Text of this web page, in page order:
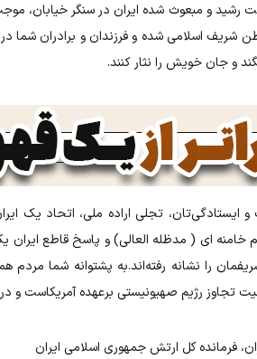
و مبعوث شده ایران در سنگر خیابان،
شریف اسلامی شده و فرزندان و برادران شما در
و جان خویش را نثار کنند.
و ایستادگی‌تان، تجلی اراده ملی، اتحاد یک
خامنه ای ( مدظله العالی) و پاسخ قاطع
را نشانه رفته‌اند.به پشتوانه شما مردم
تجاوز رژیم صهیونیستی برعهده آمریکاست و
فرمانده کل ارتش جمهوری اسلامی ایران